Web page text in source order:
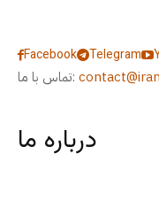
Facebook Telegram
تماس با ما:
درباره ما